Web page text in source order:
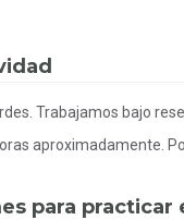
Trabajamos bajo
aproximadamente.
para practicar